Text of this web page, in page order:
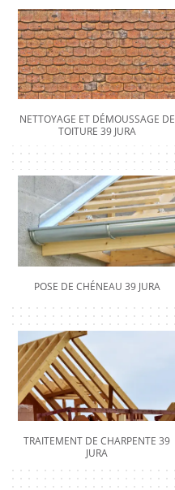
NETTOYAGE ET DÉMOUSSAGE DE
TOITURE 39 JURA
POSE DE CHÉNEAU 39 JURA
TRAITEMENT DE CHARPENTE 39
JURA